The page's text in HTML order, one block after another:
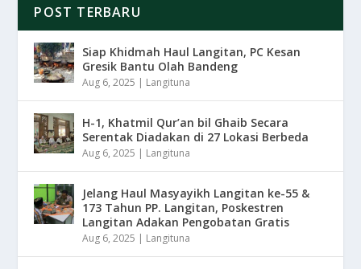
POST TERBARU
Siap Khidmah Haul Langitan, PC Kesan
Gresik Bantu Olah Bandeng
Aug 6, 2025 | Langituna
H-1, Khatmil Qur’an bil Ghaib Secara
Serentak Diadakan di 27 Lokasi Berbeda
Aug 6, 2025 | Langituna
Jelang Haul Masyayikh Langitan ke-55 &
173 Tahun PP. Langitan, Poskestren
Langitan Adakan Pengobatan Gratis
Aug 6, 2025 | Langituna